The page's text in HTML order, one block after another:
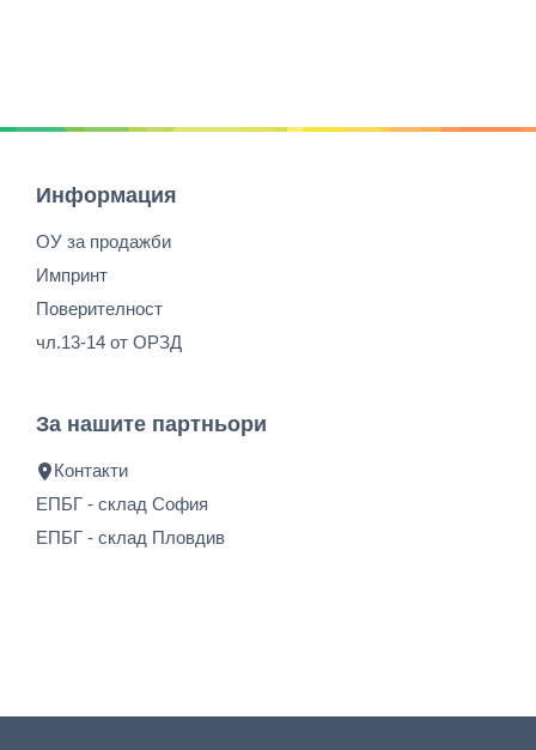
Информация
ОУ за продажби
Импринт
Поверителност
чл.13-14 от ОРЗД
За нашите партньори
Контакти
ЕПБГ - склад София
ЕПБГ - склад Пловдив